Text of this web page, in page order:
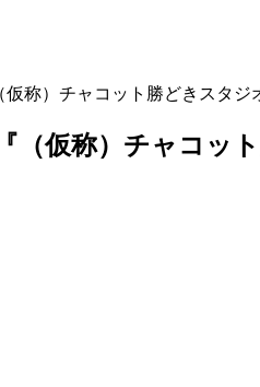
称）チャコット勝どきスタ
（仮称）チャコッ